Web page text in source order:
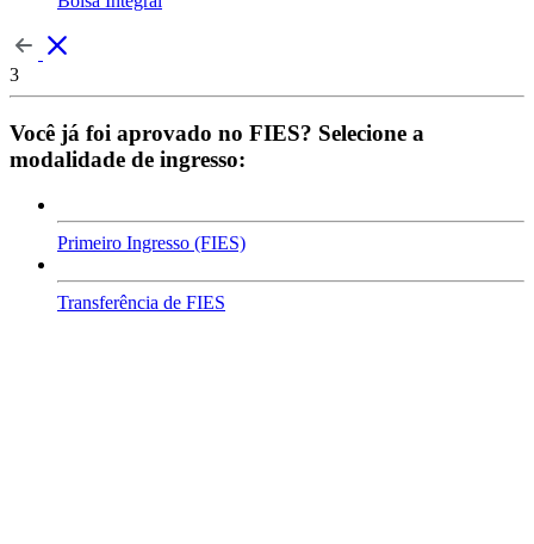
3
Você já foi aprovado no FIES? Selecione a
modalidade de ingresso:
Primeiro Ingresso (FIES)
Transferência de FIES